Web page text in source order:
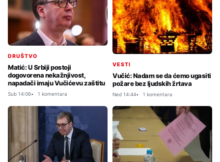
DRUŠTVO
Matić: U Srbiji postoji
dogovorena nekažnjivost,
napadači imaju Vučićevu zaštitu
Sub 14:06 1 komentara
VESTI
Vučić: Nadam se da ćemo ugasiti
požare bez ljudskih žrtava
Ned 14:44 1 komentara